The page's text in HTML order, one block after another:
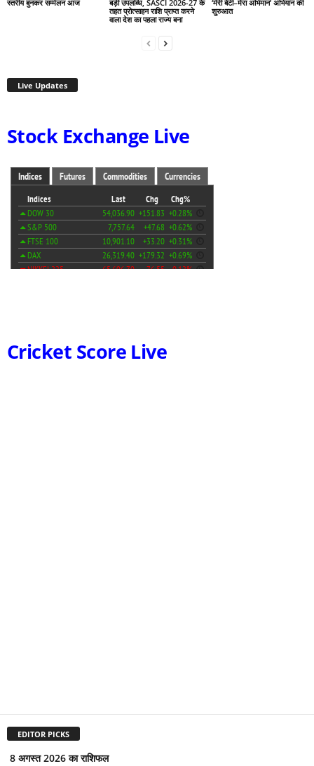
स्तरीय बुनकर सम्मेलन आज
बड़ी उपलब्धि, SASCI 2026-27 के
तहत प्रोत्साहन राशि प्राप्त करने
वाला देश का पहला राज्य बना
‘मेरी बेटी–मेरा अभिमान’ अभियान की
शुरुआत
Live Updates
Stock Exchange Live
Cricket Score Live
EDITOR PICKS
8 अगस्त 2026 का राशिफल